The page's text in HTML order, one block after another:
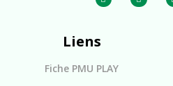
Liens
Fiche PMU PLAY